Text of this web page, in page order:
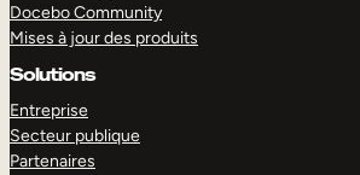
Docebo Community
Mises à jour des produits
Solutions
Entreprise
Secteur publique
Partenaires